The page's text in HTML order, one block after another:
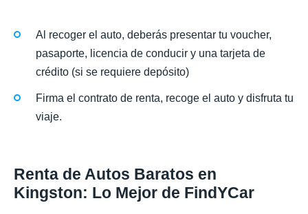
Al recoger el auto, deberás presentar tu voucher,
pasaporte, licencia de conducir y una tarjeta de
crédito (si se requiere depósito)
Firma el contrato de renta, recoge el auto y disfruta tu
viaje.
Renta de Autos Baratos en
Kingston: Lo Mejor de FindYCar